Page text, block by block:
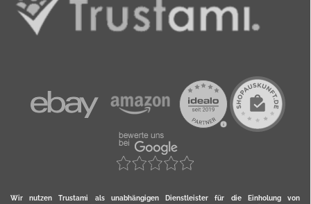
Wir nutzen Trustami als unabhängigen Dienstleister für die Einholung von